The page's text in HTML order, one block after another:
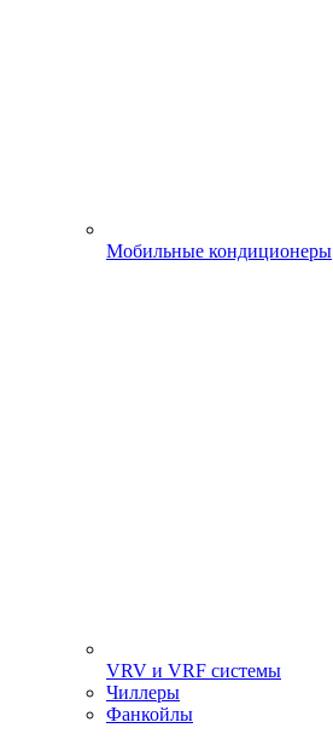
Мобильные кондиционеры
VRV и VRF системы
Чиллеры
Фанкойлы